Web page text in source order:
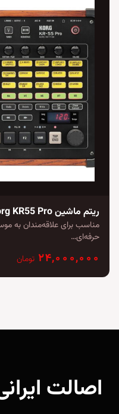
ریتم ماشین Korg KR55 Pro
مناسب برای علاقه‌مندان به
حرفه‌ای…
۲۴,۰۰۰,۰۰۰ تومان
اصالت